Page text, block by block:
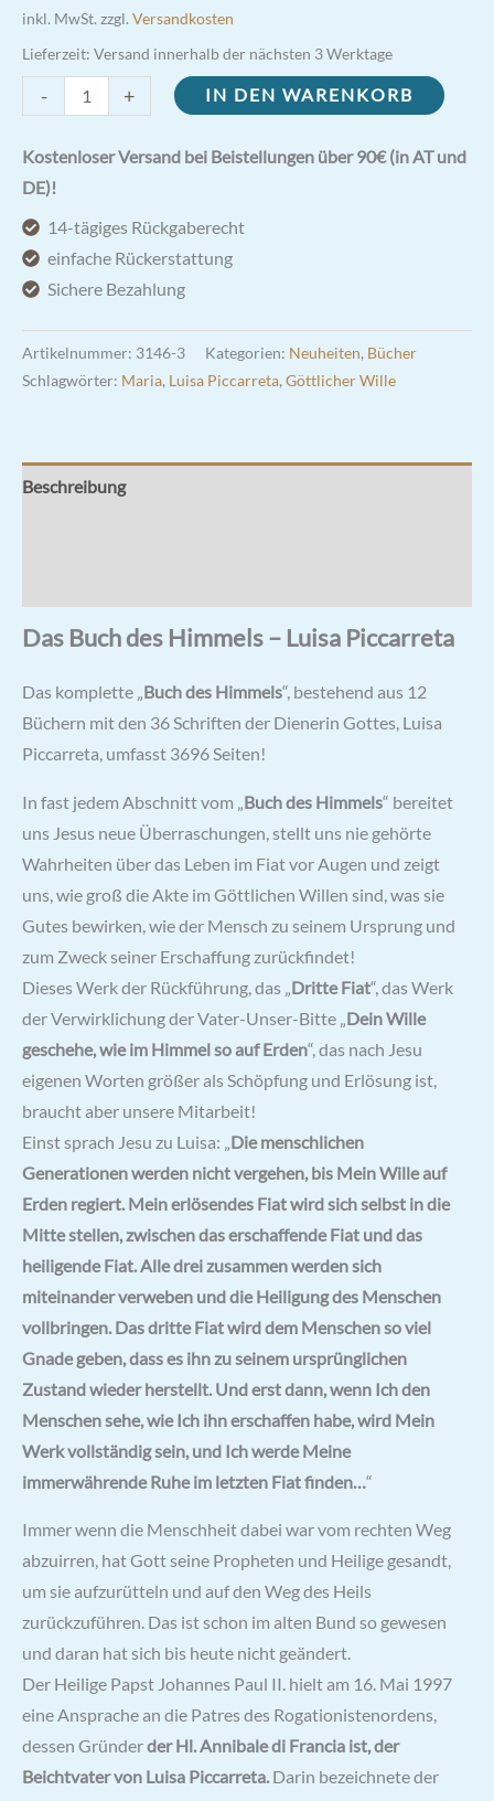
inkl. MwSt. zzgl. Versandkosten
Lieferzeit: Versand innerhalb der nächsten 3 Werktage
-
Buch
des
Himmels
3
(Band
7-
-
+ IN DEN WARENKORB
Kostenloser Versand bei Beistellungen über 90€ (in AT und
DE)!
14-tägiges Rückgaberecht
einfache Rückerstattung
Sichere Bezahlung
Artikelnummer: 3146-3 Kategorien: Neuheiten, Bücher
Schlagwörter: Maria, Luisa Piccarreta, Göttlicher Wille
Beschreibung
Das Buch des Himmels – Luisa Piccarreta
Das komplette „Buch des Himmels“, bestehend aus 12
Büchern mit den 36 Schriften der Dienerin Gottes, Luisa
Piccarreta, umfasst 3696 Seiten!
In fast jedem Abschnitt vom „Buch des Himmels“ bereitet
uns Jesus neue Überraschungen, stellt uns nie gehörte
Wahrheiten über das Leben im Fiat vor Augen und zeigt
uns, wie groß die Akte im Göttlichen Willen sind, was sie
Gutes bewirken, wie der Mensch zu seinem Ursprung und
zum Zweck seiner Erschaffung zurückfindet!
Dieses Werk der Rückführung, das „Dritte Fiat“, das Werk
der Verwirklichung der Vater-Unser-Bitte „Dein Wille
geschehe, wie im Himmel so auf Erden“, das nach Jesu
eigenen Worten größer als Schöpfung und Erlösung ist,
braucht aber unsere Mitarbeit!
Einst sprach Jesu zu Luisa: „Die menschlichen
Generationen werden nicht vergehen, bis Mein Wille auf
Erden regiert. Mein erlösendes Fiat wird sich selbst in die
Mitte stellen, zwischen das erschaffende Fiat und das
heiligende Fiat. Alle drei zusammen werden sich
miteinander verweben und die Heiligung des Menschen
vollbringen. Das dritte Fiat wird dem Menschen so viel
Gnade geben, dass es ihn zu seinem ursprünglichen
Zustand wieder herstellt. Und erst dann, wenn Ich den
Menschen sehe, wie Ich ihn erschaffen habe, wird Mein
Werk vollständig sein, und Ich werde Meine
immerwährende Ruhe im letzten Fiat finden…“
Immer wenn die Menschheit dabei war vom rechten Weg
abzuirren, hat Gott seine Propheten und Heilige gesandt,
um sie aufzurütteln und auf den Weg des Heils
zurückzuführen. Das ist schon im alten Bund so gewesen
und daran hat sich bis heute nicht geändert.
Der Heilige Papst Johannes Paul II. hielt am 16. Mai 1997
eine Ansprache an die Patres des Rogationistenordens,
dessen Gründerder Hl. Annibale di Francia ist, der
Beichtvater von Luisa Piccarreta.Darin bezeichnete der